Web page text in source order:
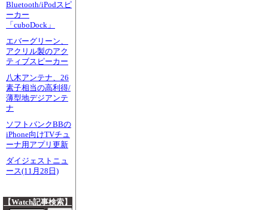
Bluetooth/iPodスピ
ーカー
「cuboDock」
エバーグリーン、
アクリル製のアク
ティブスピーカー
八木アンテナ、26
素子相当の高利得/
薄型地デジアンテ
ナ
ソフトバンクBBの
iPhone向けTVチュ
ーナ用アプリ更新
ダイジェストニュ
ース(11月28日)
【Watch記事検索】